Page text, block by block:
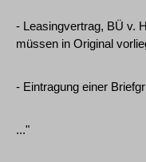
- Leasingvertrag, BÜ v.
müssen in Original
- Eintragung einer
..."